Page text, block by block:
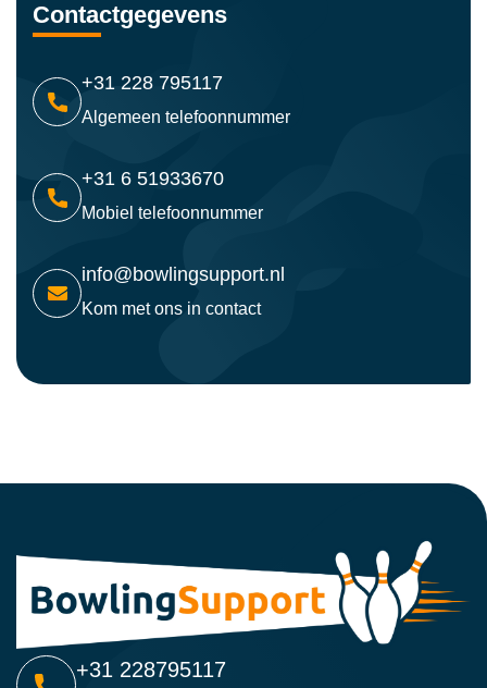
Contactgegevens
+31 228 795117
Algemeen telefoonnummer
+31 6 51933670
Mobiel telefoonnummer
info@bowlingsupport.nl
Kom met ons in contact
+31 228795117